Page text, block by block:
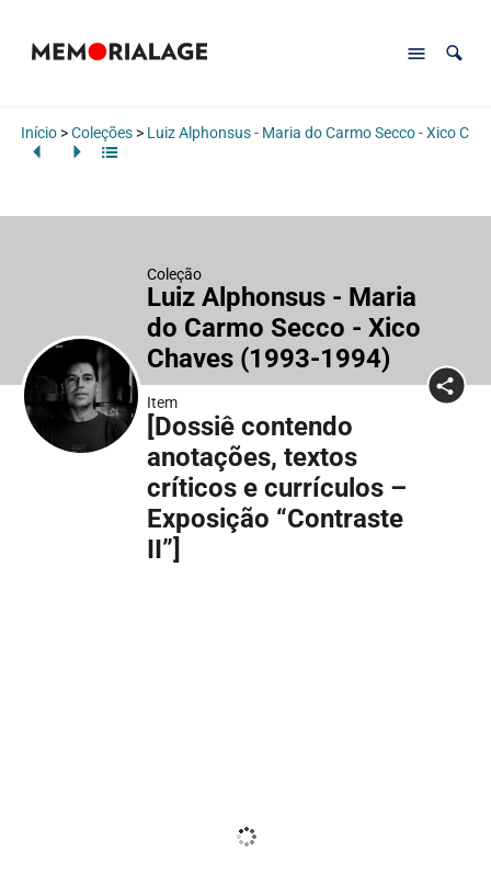
Início>Coleções> Luiz Alphonsus - Maria do Carmo Secco - Xico
Coleção
Luiz Alphonsus - Maria
do Carmo Secco - Xico
Chaves (1993-1994)
Item
[Dossiê contendo
anotações, textos
críticos e currículos –
Exposição “Contraste
II”]